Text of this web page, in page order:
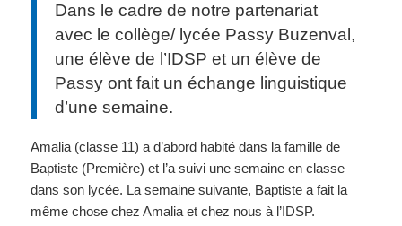
Dans le cadre de notre partenariat
avec le collège/ lycée Passy Buzenval,
une élève de l’IDSP et un élève de
Passy ont fait un échange linguistique
d’une semaine.
Amalia (classe 11) a d’abord habité dans la famille de
Baptiste (Première) et l’a suivi une semaine en classe
dans son lycée. La semaine suivante, Baptiste a fait la
même chose chez Amalia et chez nous à l’IDSP.